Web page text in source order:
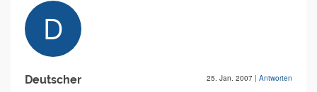
Deutscher 25. Jan. 2007 | Antworten